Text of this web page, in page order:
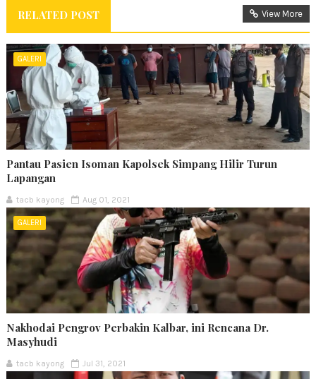
RELATED POST View More
GALERI
Pantau Pasien Isoman Kapolsek Simpang Hilir Turun
Lapangan
tacb kayong Aug 01, 2021
GALERI
Nakhodai Pengrov Perbakin Kalbar, ini Rencana Dr.
Masyhudi
tacb kayong Jul 31, 2021